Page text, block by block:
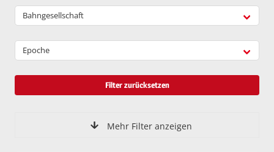
Bahngesellschaft
Epoche
Filter zurücksetzen
Mehr Filter anzeigen